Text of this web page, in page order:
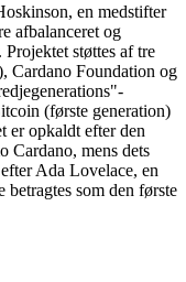
en medstifter
afbalanceret og
støttes af tre
Cardano Foundation og
(første generation)
er opkaldt efter den
Cardano, mens dets
Ada Lovelace, en
betragtes som den første